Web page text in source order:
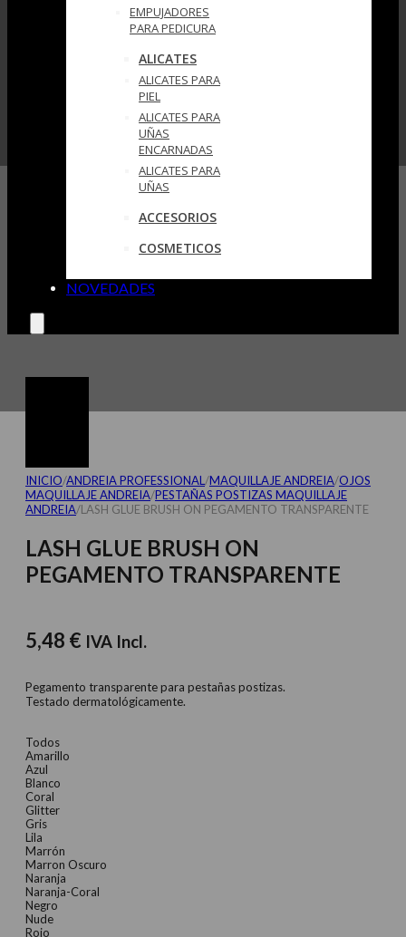
EMPUJADORES
PARA PEDICURA
ALICATES
ALICATES PARA
PIEL
ALICATES PARA
UÑAS
ENCARNADAS
ALICATES PARA
UÑAS
ACCESORIOS
COSMETICOS
NOVEDADES
INICIO/ANDREIA PROFESSIONAL /MAQUILLAJE ANDREIA/OJOS
MAQUILLAJE ANDREIA/PESTAÑAS POSTIZAS MAQUILLAJE
ANDREIA/LASH GLUE BRUSH ON PEGAMENTO TRANSPARENTE
LASH GLUE BRUSH ON
PEGAMENTO TRANSPARENTE
5,48 € IVA Incl.
Pegamento transparente para pestañas postizas.
Testado dermatológicamente.
Todos
Amarillo
Azul
Blanco
Coral
Glitter
Gris
Lila
Marrón
Marron Oscuro
Naranja
Naranja-Coral
Negro
Nude
Rojo